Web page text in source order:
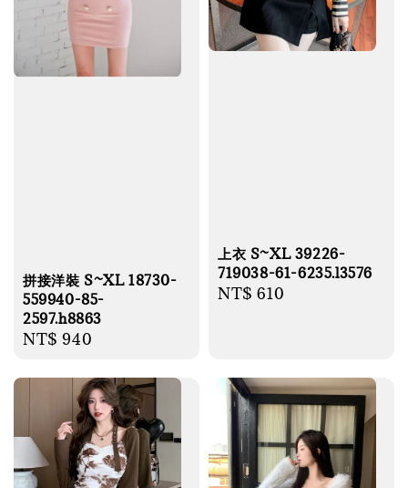
拼接洋裝 S~XL 18730-
559940-85-
2597.h8863
Regular
NT$ 940
上衣 S~XL 39226-
719038-61-6235.l3576
Regular
NT$ 610